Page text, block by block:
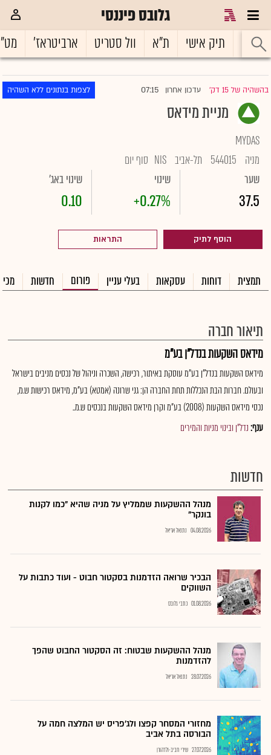
גלובס פיננסי
ראשי תיק אישי ת"א וול סטריט ארביטראז'
בהשהיה של 15 דק' |עדכון אחרון 07:15 לצפות בנתונים ללא השהיה
מניית מידאס
MYDAS
מניה
544015 תל-אביב NIS סוף יום
שער
37.5
שינוי
+0.27%
שינוי באג'
0.10
הוסף לתיק התראות
תמצית דוחות עסקאות בעלי עניין פורום חדשות
תיאור חברה
מידאס השקעות בנדל"ן בע"מ
מידאס השקעות בנדל"ן בע"מ עוסקת באיתור, רכישה, השכרה וניהול של נכסים מניבים בישראל
ובעולם. חברות הבת הנכללות תחת החברה הן: גני שרונה (אמטא) בע"מ, מידאס רכישות ש.מ,
נכסי מידאס השקעות (2008) בע"מ וקרן מידאס השקעות בנכסים ש.מ..
ענף:נדל"ן ובינוי מניות והמירים
חדשות
מנהל ההשקעות שממליץ על מניה שהיא "כמו לקנות
בונקר"
04.08.2026 נתנאל אריאל
הבכיר שרואה הזדמנות בסקטור חבוט - ועוד כתבות על
השווקים
01.08.2026 כתבי גלובס
מנהל ההשקעות שבטוח: זה הסקטור החבוט שהפך
להזדמנות
28.07.2026 נתנאל אריאל
מחזורי המסחר קפצו ולג'פריס יש המלצה חמה על
הבורסה בתל אביב
27.07.2026 שירי חביב-ולדהורן